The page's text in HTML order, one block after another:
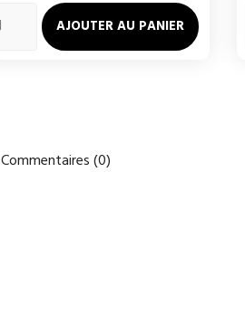
AJOUTER AU PANIER
Commentaires (0)